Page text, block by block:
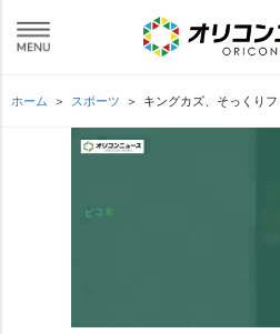
ホーム スポーツ キングカズ、そっくり